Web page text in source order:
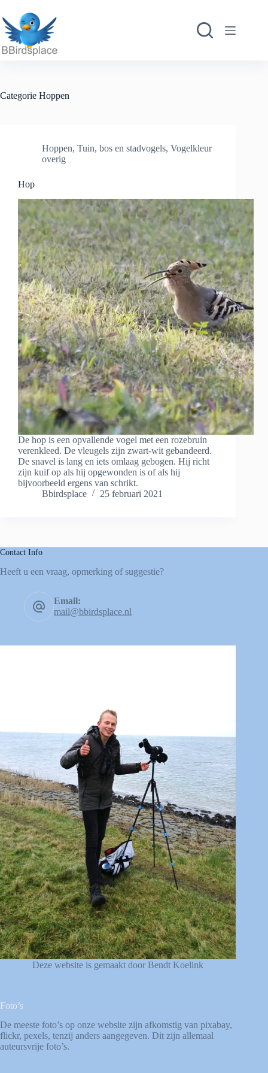
naar
de
inhoud
Categorie Hoppen
Hoppen, Tuin, bos en stadvogels, Vogelkleur
overig
Hop
De hop is een opvallende vogel met een rozebruin
verenkleed. De vleugels zijn zwart-wit gebandeerd.
De snavel is lang en iets omlaag gebogen. Hij richt
zijn kuif op als hij opgewonden is of als hij
bijvoorbeeld ergens van schrikt.
Bbirdsplace
25 februari 2021
Contact Info
Heeft u een vraag, opmerking of suggestie?
Email:
mail@bbirdsplace.nl
Deze website is gemaakt door Bendt Koelink
Foto’s
De meeste foto’s op onze website zijn afkomstig van pixabay,
flickr, pexels, tenzij anders aangegeven. Dit zijn allemaal
auteursvrije foto’s.